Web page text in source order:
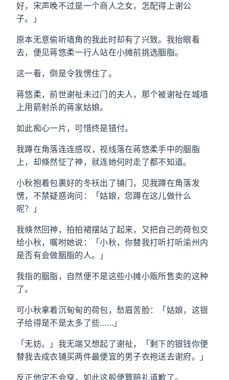
好，宋声晚不过是一个商人之女，怎配得上谢公
子。」
原本无意偷听墙角的我此时却有了兴致。我抬眼看
去，便见蒋悠柔一行人站在小摊前挑选胭脂。
这一看，倒是令我愣住了。
蒋悠柔，前世谢祉未过门的夫人，那个被谢祉在城墙
上用箭射杀的蒋家姑娘。
如此痴心一片，可惜终是错付。
我蹲在角落连连感叹，视线落在蒋悠柔手中的胭脂
上，却倏然怔了神，就连她何时走了都不知道。
小秋抱着包裹好的冬袄出了铺门，见我蹲在角落发
愣，不禁疑惑询问：「姑娘，您蹲在这儿做什么
呢？」
我倏然回神，拍拍裙摆站了起来，又把自己的荷包交
给小秋，嘱咐她说：「小秋，你替我打听打听渝州内
是否有会做胭脂的人。」
我指的胭脂，自然便不是这些小摊小贩所售卖的这种
了。
可小秋拿着沉甸甸的荷包，愁眉苦脸：「姑娘，这银
子给得是不是太多了些……」
「无妨。」我无端又想起了谢祉，「剩下的银钱你便
替我去成衣铺买两件最便宜的男子衣袍送去谢府。」
反正他定不会穿，如此这般便算赔礼道歉了。